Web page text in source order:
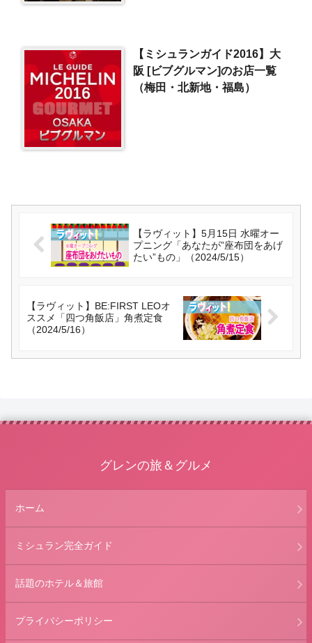
【ミシュランガイド2016】大
阪 [ビブグルマン]のお店一覧
（梅田・北新地・福島）
【ラヴィット】5月15日 水曜オー
プニング「あなたが”座布団をあげ
たい”もの」（2024/5/15）
【ラヴィット】BE:FIRST LEOオ
ススメ「四つ角飯店」角煮定食
（2024/5/16）
グレンの旅＆グルメ
ホーム
ミシュラン完全ガイド
話題のホテル＆旅館
プライバシーポリシー